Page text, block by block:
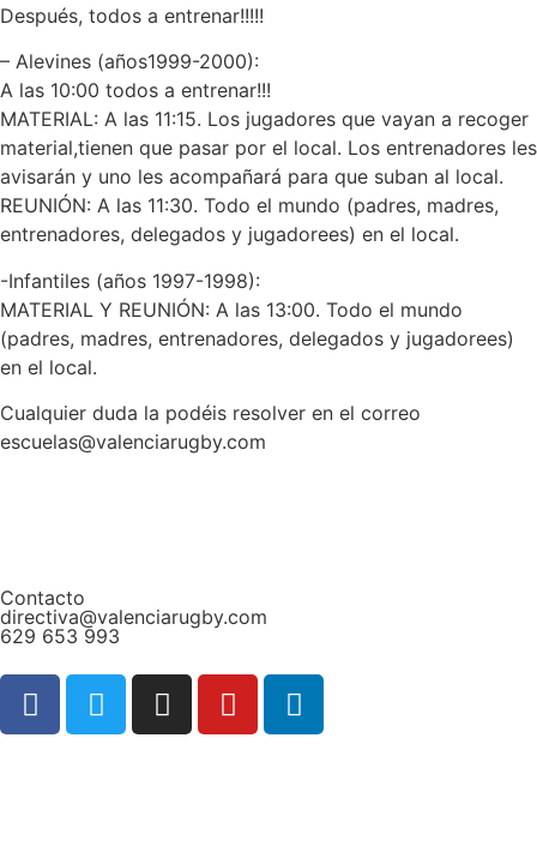
Después, todos a entrenar!!!!!
– Alevines (años1999-2000):
A las 10:00 todos a entrenar!!!
MATERIAL: A las 11:15. Los jugadores que vayan a recoger
material,tienen que pasar por el local. Los entrenadores les
avisarán y uno les acompañará para que suban al local.
REUNIÓN: A las 11:30. Todo el mundo (padres, madres,
entrenadores, delegados y jugadorees) en el local.
-Infantiles (años 1997-1998):
MATERIAL Y REUNIÓN: A las 13:00. Todo el mundo
(padres, madres, entrenadores, delegados y jugadorees)
en el local.
Cualquier duda la podéis resolver en el correo
escuelas@valenciarugby.com
Contacto
directiva@valenciarugby.com
629 653 993